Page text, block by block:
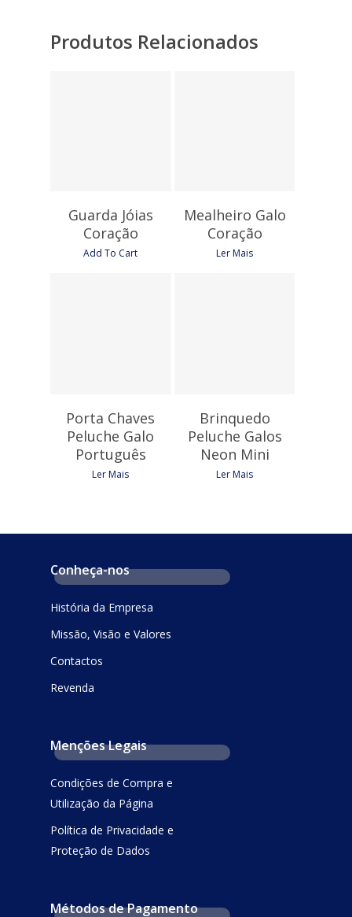
Produtos Relacionados
Guarda Jóias
Coração
Add To Cart
Mealheiro Galo
Coração
Ler Mais
Porta Chaves
Peluche Galo
Português
Ler Mais
Brinquedo
Peluche Galos
Neon Mini
Ler Mais
Conheça-nos
História da Empresa
Missão, Visão e Valores
Contactos
Revenda
Menções Legais
Condições de Compra e
Utilização da Página
Política de Privacidade e
Proteção de Dados
Métodos de Pagamento